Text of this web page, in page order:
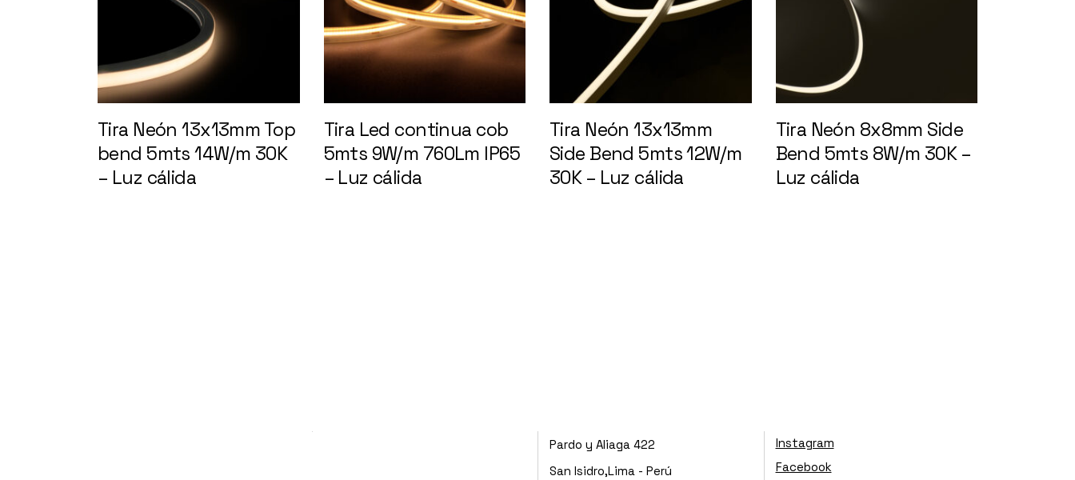
Tira Neón 13x13mm Top
bend 5mts 14W/m 30K
– Luz cálida
Tira Led continua cob
5mts 9W/m 760Lm IP65
– Luz cálida
Tira Neón 13x13mm
Side Bend 5mts 12W/m
30K – Luz cálida
Tira Neón 8x8mm Side
Bend 5mts 8W/m 30K –
Luz cálida
Pardo y Aliaga 422
San Isidro,Lima - Perú
Instagram
Facebook